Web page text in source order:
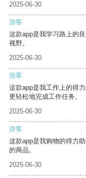
2025-06-30
游客
这款app是我学习路上的
视野。
2025-06-30
游客
这款app是我工作上的得
更轻松地完成工作任务。
2025-06-30
游客
这款app是我购物的得力
的商品。
2025-06-30